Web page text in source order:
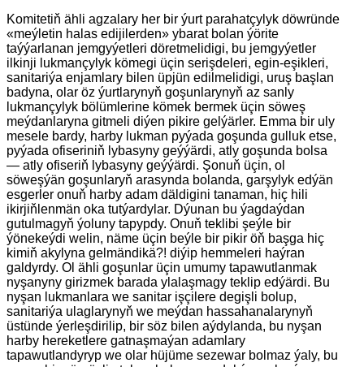
Komitetiň ähli agzalary her bir ýurt parahatçylyk döwründe
«meýletin halas edijilerden» ybarat bolan ýörite
taýýarlanan jemgyýetleri döretmelidigi, bu jemgyýetler
ilkinji lukmançylyk kömegi üçin serişdeleri, egin-eşikleri,
sanitariýa enjamlary bilen üpjün edilmelidigi, uruş başlan
badyna, olar öz ýurtlarynyň goşunlarynyň az sanly
lukmançylyk bölümlerine kömek bermek üçin söweş
meýdanlaryna gitmeli diýen pikire gelýärler. Emma bir uly
mesele bardy, harby lukman pyýada goşunda gulluk etse,
pyýada ofiseriniň lybasyny geýýärdi, atly goşunda bolsa
— atly ofiseriň lybasyny geýýärdi. Şonuň üçin, ol
söweşýän goşunlaryň arasynda bolanda, garşylyk edýän
esgerler onuň harby adam däldigini tanaman, hiç hili
ikirjiňlenmän oka tutýardylar. Dýunan bu ýagdaýdan
gutulmagyň ýoluny tapypdy. Onuň teklibi şeýle bir
ýönekeýdi welin, näme üçin beýle bir pikir öň başga hiç
kimiň akylyna gelmändikä?! diýip hemmeleri haýran
galdyrdy. Ol ähli goşunlar üçin umumy tapawutlanmak
nyşanyny girizmek barada ylalaşmagy teklip edýärdi. Bu
nyşan lukmanlara we sanitar işçilere degişli bolup,
sanitariýa ulaglarynyň we meýdan hassahanalarynyň
üstünde ýerleşdirilip, bir söz bilen aýdylanda, bu nyşan
harby hereketlere gatnaşmaýan adamlary
tapawutlandyryp we olar hüjüme sezewar bolmaz ýaly, bu